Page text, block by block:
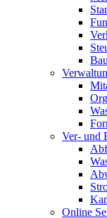
Ver- und
Online